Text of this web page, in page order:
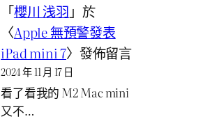
「櫻川 浅羽 」於
〈Apple 無預警發表
iPad mini 7〉發佈留言
2024 年 11 月 17 日
看了看我的 M2 Mac mini
又不…